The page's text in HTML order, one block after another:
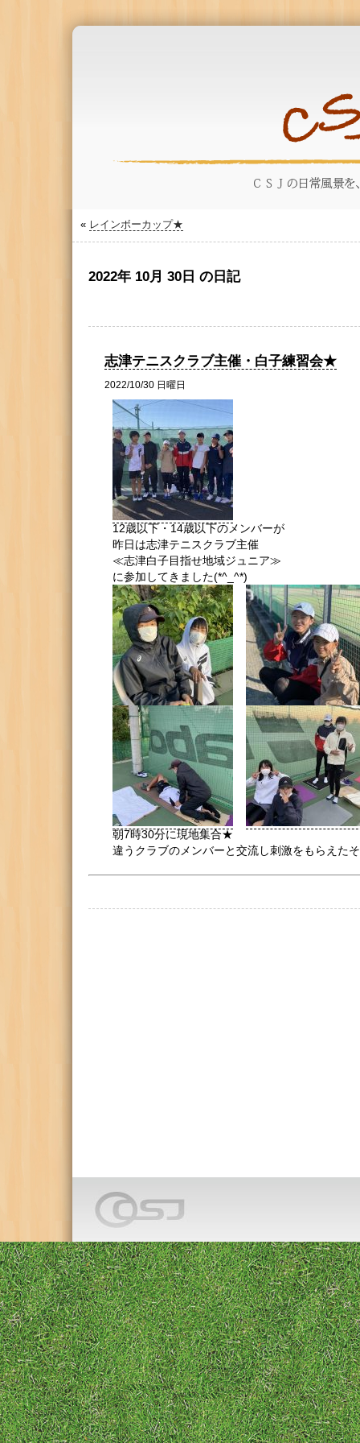
« レインボーカップ★
2022年 10月 30日 の日記
志津テニスクラブ主催・白子練習会★
2022/10/30 日曜日
12歳以下・14歳以下のメンバーが
昨日は志津テニスクラブ主催
≪志津白子目指せ地域ジュニア≫
に参加してきました(*^_^*)
朝7時30分に現地集合★
違うクラブのメンバーと交流し刺激をもらえた